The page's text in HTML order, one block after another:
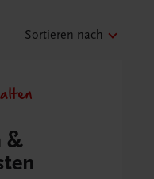
Sortieren nach
&